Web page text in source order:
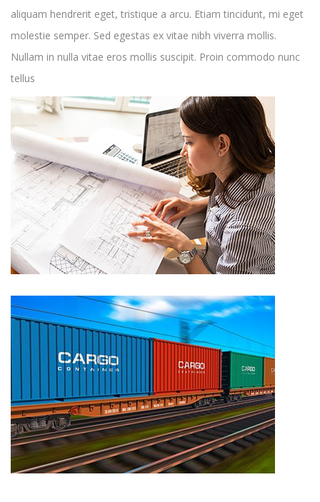
aliquam hendrerit eget, tristique a arcu. Etiam tincidunt, mi eget
molestie semper. Sed egestas ex vitae nibh viverra mollis.
Nullam in nulla vitae eros mollis suscipit. Proin commodo nunc
tellus